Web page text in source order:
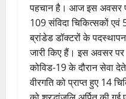
पहचान है। आज इस अवसर
109 संविदा चिकित्सकों एवं
ब्रांडेड डॉक्टरों के
जारी किए हैं। इस अवसर पर
कोविड-19 के दौरान सेवा
वीरगति को प्राप्त हुए 14